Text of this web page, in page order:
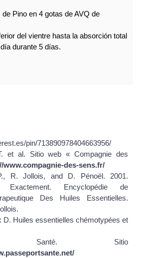
Pino en 4 gotas de AVQ de
del vientre hasta la absorción total
durante 5 días.
pin/713890978404663956/
et al. Sitio web « Compagnie des
www.compagnie-des-sens.fr/
R. Jollois, and D. Pénoël. 2001.
Exactement. Encyclopédie de
Des Huiles Essentielles.
D. Huiles essentielles chémotypées et
Santé. Sitio